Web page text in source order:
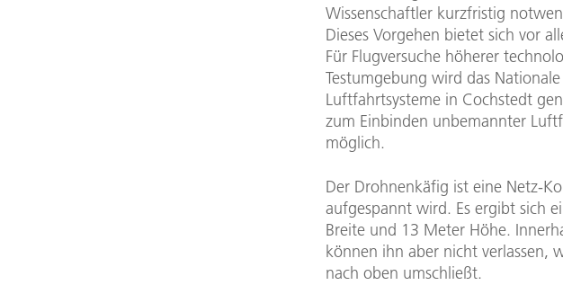
Wissenschaftler kurzfristig
Dieses Vorgehen bietet sich vor
Für Flugversuche höherer
Testumgebung wird das
Luftfahrtsysteme in Cochstedt
zum Einbinden unbemannter
möglich.
Der Drohnenkäfig ist eine Netz-
aufgespannt wird. Es ergibt sich
Breite und 13 Meter Höhe.
können ihn aber nicht verlassen,
nach oben umschließt.